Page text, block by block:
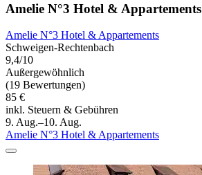
Amelie N°3 Hotel & Appartements
Amelie N°3 Hotel & Appartements
Schweigen-Rechtenbach
9,4/10
Außergewöhnlich
(19 Bewertungen)
85 €
inkl. Steuern & Gebühren
9. Aug.–10. Aug.
Amelie N°3 Hotel & Appartements